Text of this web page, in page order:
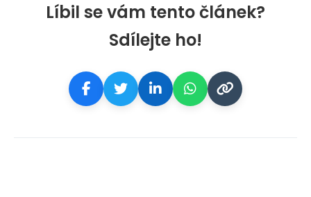
Líbil se vám tento článek?
Sdílejte ho!